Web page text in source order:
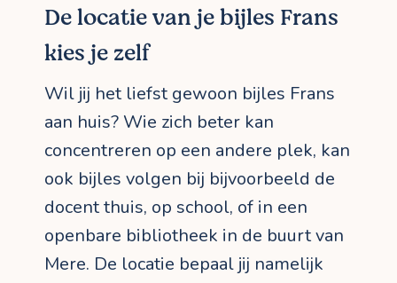
De locatie van je bijles Frans
kies je zelf
Wil jij het liefst gewoon bijles Frans
aan huis? Wie zich beter kan
concentreren op een andere plek, kan
ook bijles volgen bij bijvoorbeeld de
docent thuis, op school, of in een
openbare bibliotheek in de buurt van
Mere. De locatie bepaal jij namelijk